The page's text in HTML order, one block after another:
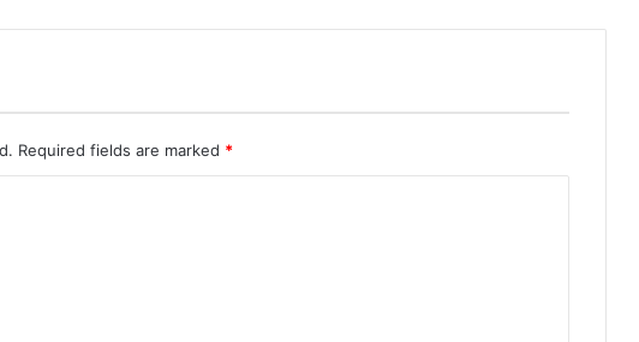
Required fields are marked *